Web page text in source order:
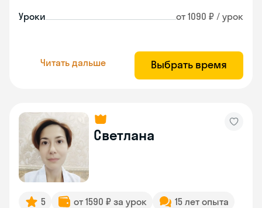
Уроки от 1090 ₽ / урок
Читать дальше Выбрать время
Светлана
5 от 1590 ₽ за урок
15 лет опыта